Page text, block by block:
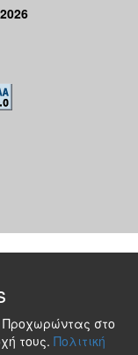
Προχωρώντας στο
τους. Πολιτική